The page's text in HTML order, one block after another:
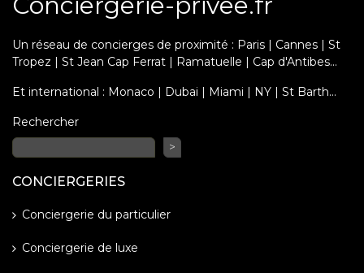
Un réseau de concierges de proximité : Paris | Cannes | St
Tropez | St Jean Cap Ferrat | Ramatuelle | Cap d'Antibes...
Et international : Monaco | Dubai | Miami | NY | St Barth…
Rechercher
>
CONCIERGERIES
Conciergerie du particulier
Conciergerie de luxe